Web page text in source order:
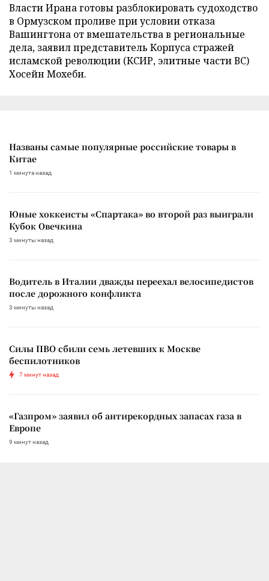
Власти Ирана готовы разблокировать судоходство
в Ормузском проливе при условии отказа
Вашингтона от вмешательства в региональные
дела, заявил представитель Корпуса стражей
исламской революции (КСИР, элитные части ВС)
Хосейн Мохеби.
Названы самые популярные российские товары в
Китае
1 минута назад
Юные хоккеисты «Спартака» во второй раз выиграли
Кубок Овечкина
3 минуты назад
Водитель в Италии дважды переехал велосипедистов
после дорожного конфликта
3 минуты назад
Силы ПВО сбили семь летевших к Москве
беспилотников
7 минут назад
«Газпром» заявил об антирекордных запасах газа в
Европе
9 минут назад